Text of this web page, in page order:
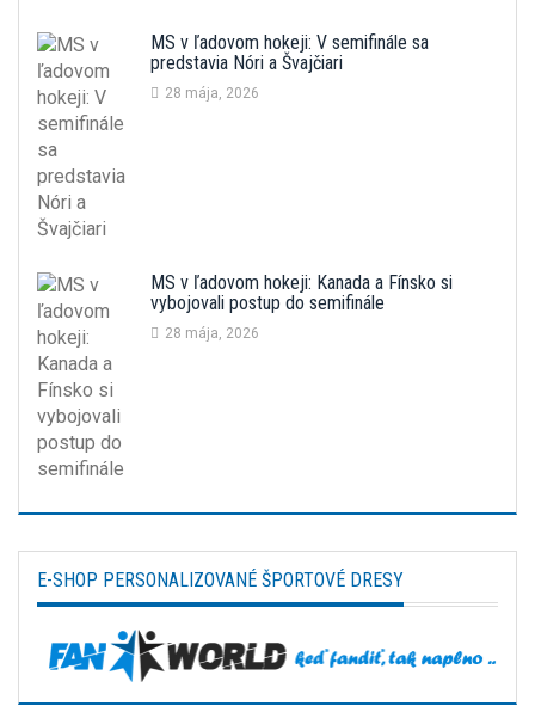
MS v ľadovom hokeji: V semifinále sa
predstavia Nóri a Švajčiari
28 mája, 2026
MS v ľadovom hokeji: Kanada a Fínsko si
vybojovali postup do semifinále
28 mája, 2026
E-SHOP PERSONALIZOVANÉ ŠPORTOVÉ DRESY